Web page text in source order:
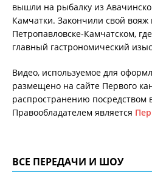
вышли на рыбалку из
Камчатки. Закончили свой
Петропавловске-Камчатском,
главный гастрономический
Видео, используемое для
размещено на сайте Первого
распространению посредством
Правообладателем является
ВСЕ ПЕРЕДАЧИ И ШОУ